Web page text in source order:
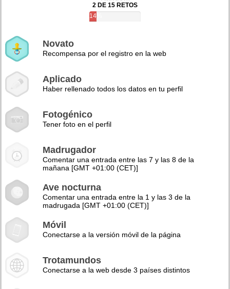
2 DE 15 RETOS
14%
Novato
Recompensa por el registro en la web
Aplicado
Haber rellenado todos los datos en tu perfil
Fotogénico
Tener foto en el perfil
Madrugador
Comentar una entrada entre las 7 y las 8 de la
mañana [GMT +01:00 (CET)]
Ave nocturna
Comentar una entrada entre la 1 y las 3 de la
madrugada [GMT +01:00 (CET)]
Móvil
Conectarse a la versión móvil de la página
Trotamundos
Conectarse a la web desde 3 países distintos